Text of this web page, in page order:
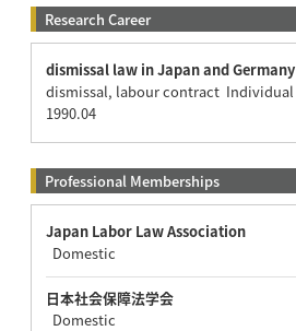
Research Career
dismissal law in Japan and Germany
dismissal, labour contract Individual
1990.04
Professional Memberships
Japan Labor Law Association
Domestic
日本社会保障法学会
Domestic